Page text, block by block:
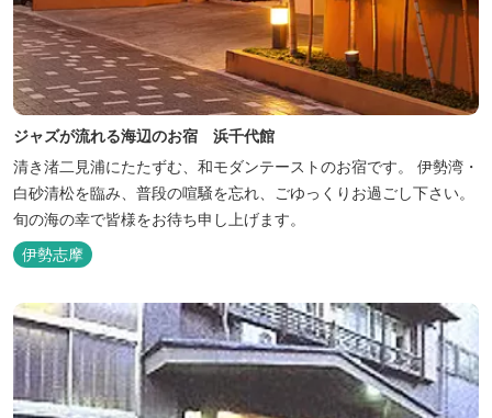
ジャズが流れる海辺のお宿 浜千代館
清き渚二見浦にたたずむ、和モダンテーストのお宿です。 伊勢湾・
白砂清松を臨み、普段の喧騒を忘れ、ごゆっくりお過ごし下さい。
旬の海の幸で皆様をお待ち申し上げます。
伊勢志摩